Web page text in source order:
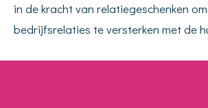
in de kracht van relatiegeschenken
bedrijfsrelaties te versterken met de